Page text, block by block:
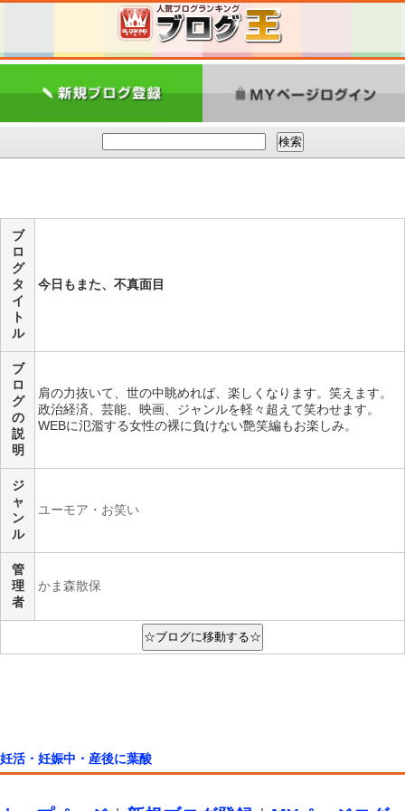
ブ
ロ
グ
タ
イ
ト
ル
今日もまた、不真面目
ブ
ロ
グ
の
説
明
肩の力抜いて、世の中眺めれば、楽しくなります。笑えます。
政治経済、芸能、映画、ジャンルを軽々超えて笑わせます。
WEBに氾濫する女性の裸に負けない艶笑編もお楽しみ。
ジ
ャ
ン
ル
ユーモア・お笑い
管
理
者
かま森散保
妊活・妊娠中・産後に葉酸